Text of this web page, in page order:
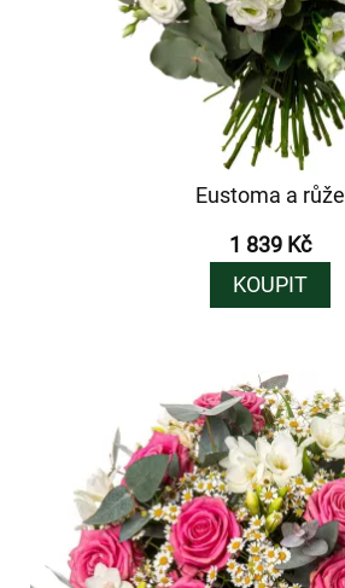
Eustoma a růže
1 839 Kč
KOUPIT